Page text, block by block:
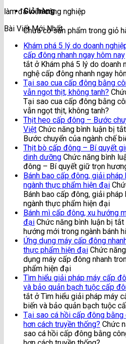
Giỏ hàng
Chưa có sản phẩm trong giỏ
làm đá viên công nghiệp
Bài Viết Mới Nhất
Khám phá 5 lý do doanh
cấp đông nhanh ngay hôm nay
tắt ở Khám phá 5 lý do doanh
nghệ cấp đông nhanh ngay
Tại sao cua cấp đông bằng
vẫn ngọt thịt, không tanh?
Tại sao cua cấp đông bằng
vẫn ngọt thịt, không tanh?
Thịt heo cấp đông – Bước
Việt Chức năng bình luận bị tắt
Bước chuyển của ngành chế
Thịt bò cấp đông – Bí quyết
dinh dưỡng Chức năng bình
đông – Bí quyết giữ trọn
Bánh bao cấp đông, giải
ngành thực phẩm hiện đại
Bánh bao cấp đông, giải
ngành thực phẩm hiện đại
Bánh mì cấp đông, xu hướng
đại Chức năng bình luận bị tắt
hướng mới trong ngành bánh
Ứng dụng máy cấp đông
thực phẩm hiện đại Chức
dụng máy cấp đông nhanh
phẩm hiện đại
Tìm hiểu giải pháp máy cấp
và bảo quản bạch tuộc cấp
tắt ở Tìm hiểu giải pháp máy
biến và bảo quản bạch tuộc
Tại sao cá hồi cấp đông
hơn cách truyền thống? Chức
sao cá hồi cấp đông bằng